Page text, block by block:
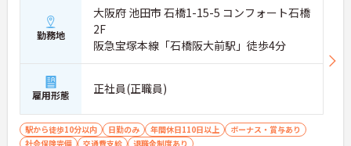
勤務地
大阪府 池田市 石橋1-15-5 コンフォート石橋
2F
阪急宝塚本線「石橋阪大前駅」徒歩4分
雇用形態 正社員(正職員)
駅から徒歩10分以内 日勤のみ 年間休日110日以上
ボーナス・賞与あり
社会保険完備
交通費支給 退職金制度あり